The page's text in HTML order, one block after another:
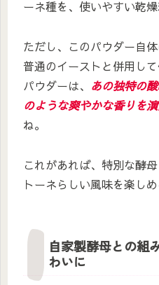
ーネ種を、使いやすい乾燥
ただし、このパウダー自
普通のイーストと併用し
パウダーは、 あの独特の
のような爽やかな香りを
ね。
これがあれば、特別な酵
トーネらしい風味を楽し
自家製酵母との組
わいに